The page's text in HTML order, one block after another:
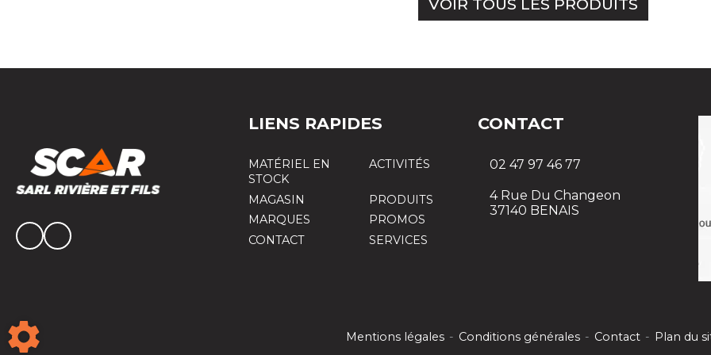
VOIR TOUS LES PRODUITS
LIENS RAPIDES
MATÉRIEL EN
STOCK
ACTIVITÉS
MAGASIN
PRODUITS
MARQUES
PROMOS
CONTACT
SERVICES
CONTACT
02 47 97 46 77
4 Rue Du Changeon
37140 BENAIS
Mentions légales - Conditions générales - Contact - Plan du